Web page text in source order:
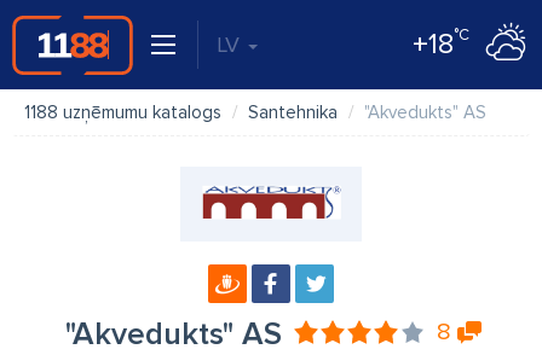
LV +18°C
1188 uzņēmumu katalogs Santehnika "Akvedukts" AS
"Akvedukts" AS 8